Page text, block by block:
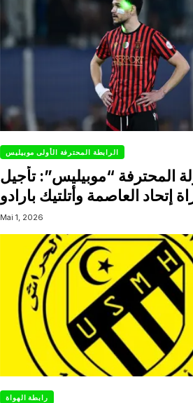
الرابطة المحترفة الأولى موبيليس
المحترفة “موبيليس”: تأجيل
إتحاد العاصمة وأتلتيك بارادو
Mai 1, 2026
رابطة الهواة